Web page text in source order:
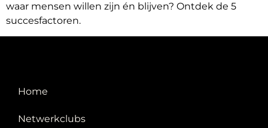
waar mensen willen zijn én blijven? Ontdek de 5
succesfactoren.
Home
Netwerkclubs